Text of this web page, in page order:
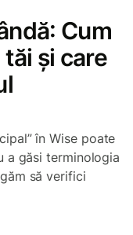
Cum
și care
în Wise poate
a găsi terminologia
să verifici